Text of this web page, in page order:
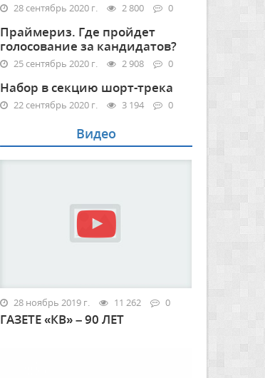
28 сентябрь 2020 г. 2 800 0
Праймериз. Где пройдет
голосование за кандидатов?
25 сентябрь 2020 г. 2 908 0
Набор в секцию шорт-трека
22 сентябрь 2020 г. 3 194 0
Видео
28 ноябрь 2019 г. 11 262 0
ГАЗЕТЕ «КВ» – 90 ЛЕТ